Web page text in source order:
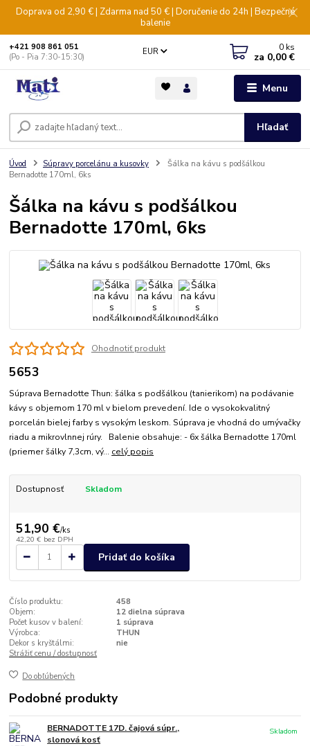
Doprava od 2,90 € | Zdarma nad 50 € | Doručenie do 24h | Bezpečné
balenie
Menu
EUR
Hľadať
+421 908 861 051
(Po - Pia 7:30-15:30)
0 ks
za 0,00 €
Úvod Súpravy porcelánu a kusovky
Šálka na kávu s podšálkou
Bernadotte 170ml, 6ks
Šálka na kávu s podšálkou
Bernadotte 170ml, 6ks
Ohodnotiť produkt
5653
Súprava Bernadotte Thun: šálka s podšálkou (tanierikom) na podávanie
kávy s objemom 170 ml v bielom prevedení. Ide o vysokokvalitný
porcelán bielej farby s vysokým leskom. Súprava je vhodná do umývačky
riadu a mikrovlnnej rúry. Balenie obsahuje: - 6x šálka Bernadotte 170ml
(priemer šálky 7,3cm, vý... celý popis
Dostupnosť Skladom
51,90 €/ks
42,20 € bez DPH
Pridať do košíka
Číslo produktu:
458
Objem:
12 dielna súprava
Počet kusov v balení:
1 súprava
Výrobca:
THUN
Dekor s kryštálmi:
nie
Strážiť cenu / dostupnosť
Do obľúbených
Podobné produkty
BERNADOTTE 17D. čajová súpr.,
slonová kosť
Skladom